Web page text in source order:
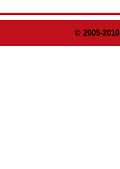
© 2005-